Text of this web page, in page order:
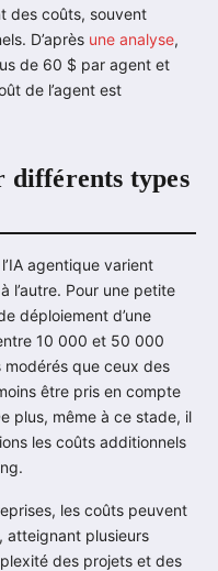
des coûts, souvent
D’après une analyse,
de 60 $ par agent et
de l’agent est
différents types
agentique varient
l’autre. Pour une petite
déploiement d’une
10 000 et 50 000
modérés que ceux des
être pris en compte
plus, même à ce stade, il
les coûts additionnels
les coûts peuvent
atteignant plusieurs
des projets et des